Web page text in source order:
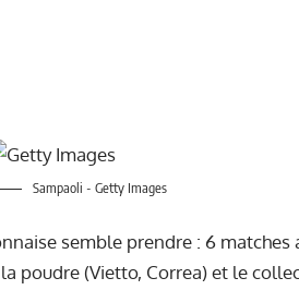
Sampaoli - Getty Images
semble prendre : 6
poudre (Vietto, Correa) et le